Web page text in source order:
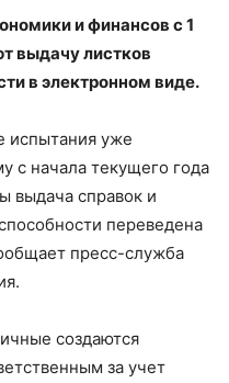
и финансов с 1
выдачу листков
в электронном виде.
испытания уже
с начала текущего года
выдача справок и
переведена
пресс-служба
создаются
за учет